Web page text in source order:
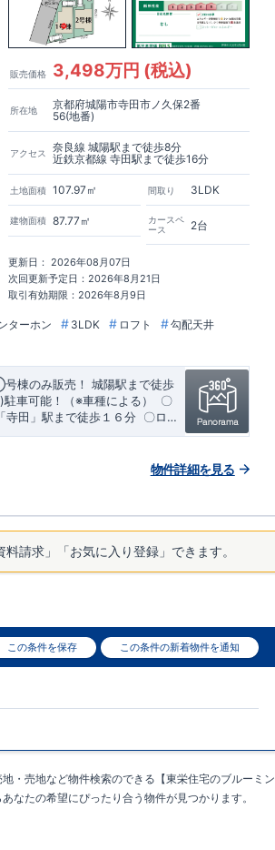
販売価格 3,498万円 (税込)
所在地
京都府城陽市寺田市ノ久保2番
56(地番)
アクセス
奈良線 城陽駅まで徒歩8分
近鉄京都線 寺田駅まで徒歩16分
土地面積 107.97㎡
建物面積 87.77㎡
間取り 3LDK
カースペ
ース
2台
更新日： 2026年08月07日
次回更新予定日：2026年8月21日
取引有効期限：2026年8月9日
ターホン 3LDK ロフト
勾配天井
棟のみ販売！ ​城陽駅まで徒歩
可能！（※車種による）
​〇
寺田」駅まで徒歩１６分
​〇ロ
・寺田南学童保育所まで徒歩
ぷり収納が行えるウォークイ
棟​・キッチン裏の勝手口
力とデザイン性に優れたワイ
！ ​・かさばる季節ものの衣類
物件詳細を見る
請求」「お気に入り登録」できます。
この条件を保存 この条件の新着物件を通知
・売地など物件検索のできる【東栄住宅のブルーミン
なたの希望にぴったり合う物件が見つかります。